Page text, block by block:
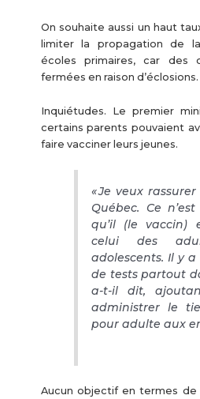
On souhaite aussi un haut
limiter la propagation de la
écoles primaires, car des
fermées en raison d’éclosions.
Inquiétudes. Le premier
certains parents pouvaient
faire vacciner leurs jeunes.
« Je veux
Québec. Ce
qu’il (le vaccin)
celui des
adolescents. Il y
de tests partout
a-t-il dit,
administrer le
pour adulte aux
Aucun objectif en termes de